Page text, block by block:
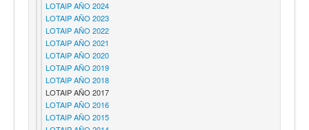
LOTAIP AÑO 2024
LOTAIP AÑO 2023
LOTAIP AÑO 2022
LOTAIP AÑO 2021
LOTAIP AÑO 2020
LOTAIP AÑO 2019
LOTAIP AÑO 2018
LOTAIP AÑO 2017
LOTAIP AÑO 2016
LOTAIP AÑO 2015